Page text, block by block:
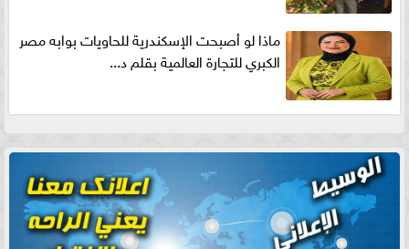
ماذا لو أصبحت الإسكندرية للحاويات بوابه مصر
الكبري للتجارة العالمية بقلم د...